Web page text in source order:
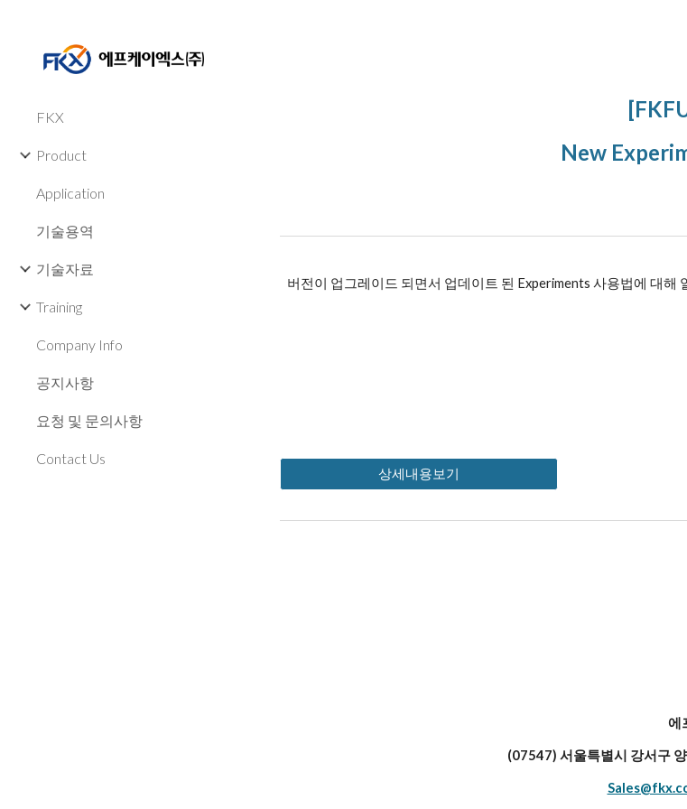
FKX
Product
Application
기술용역
기술자료
Training
Company Info
공지사항
요청 및 문의사항
Contact Us
New
버전이 업그레이드 되면서 업데이트 된 Experiments 사용법에 대해
상세내용보기
에
(07547) 서울특별시 강서구